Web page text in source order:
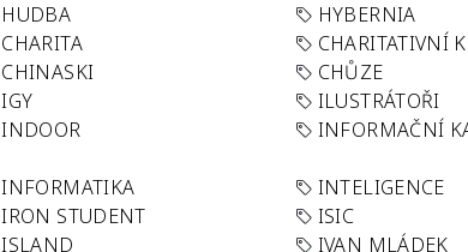
HUDBA HYBERNIA
CHARITA CHARITATIVNÍ
CHINASKI CHŮZE
IGY ILUSTRÁTOŘI
INDOOR INFORMAČNÍ
INFORMATIKA INTELIGENCE
IRON STUDENT ISIC
ISLAND IVAN MLÁDEK